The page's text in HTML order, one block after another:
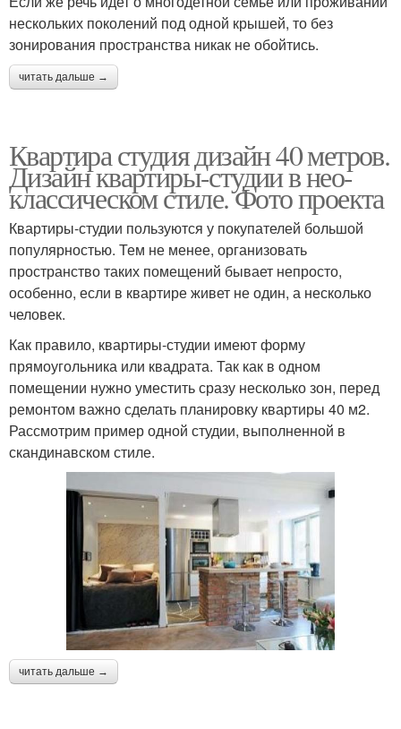
нескольких поколений под одной крышей, то без
зонирования пространства никак не обойтись.
читать дальше →
Квартира студия дизайн 40 метров.
Дизайн квартиры-студии в нео-
классическом стиле. Фото проекта
Квартиры-студии пользуются у покупателей большой
популярностью. Тем не менее, организовать
пространство таких помещений бывает непросто,
особенно, если в квартире живет не один, а несколько
человек.
Как правило, квартиры-студии имеют форму
прямоугольника или квадрата. Так как в одном
помещении нужно уместить сразу несколько зон, перед
ремонтом важно сделать планировку квартиры 40 м2.
Рассмотрим пример одной студии, выполненной в
скандинавском стиле.
читать дальше →